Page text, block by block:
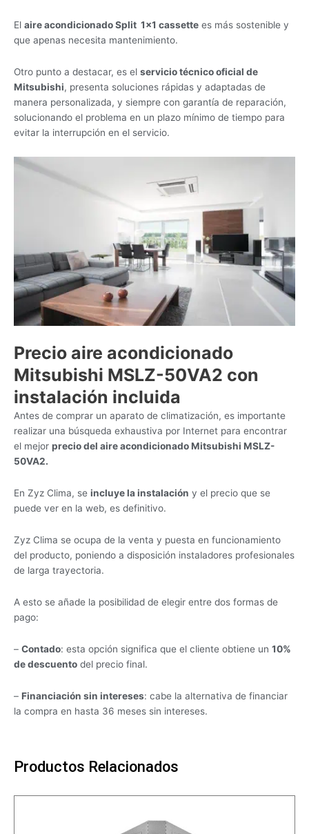
El aire acondicionado Split 1×1 cassette es más sostenible y
que apenas necesita mantenimiento.
Otro punto a destacar, es el servicio técnico oficial de
Mitsubishi, presenta soluciones rápidas y adaptadas de
manera personalizada, y siempre con garantía de reparación,
solucionando el problema en un plazo mínimo de tiempo para
evitar la interrupción en el servicio.
Precio aire acondicionado
Mitsubishi MSLZ-50VA2 con
instalación incluida
Antes de comprar un aparato de climatización, es importante
realizar una búsqueda exhaustiva por Internet para encontrar
el mejor precio del aire acondicionado Mitsubishi MSLZ-
50VA2.
En Zyz Clima, se incluye la instalación y el precio que se
puede ver en la web, es definitivo.
Zyz Clima se ocupa de la venta y puesta en funcionamiento
del producto, poniendo a disposición instaladores profesionales
de larga trayectoria.
A esto se añade la posibilidad de elegir entre dos formas de
pago:
– Contado: esta opción significa que el cliente obtiene un 10%
de descuento del precio final.
– Financiación sin intereses: cabe la alternativa de financiar
la compra en hasta 36 meses sin intereses.
Productos Relacionados